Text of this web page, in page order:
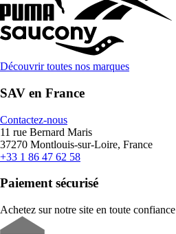
Découvrir toutes nos marques
SAV en France
Contactez-nous
11 rue Bernard Maris
37270 Montlouis-sur-Loire, France
+33 1 86 47 62 58
Paiement sécurisé
Achetez sur notre site en toute confiance